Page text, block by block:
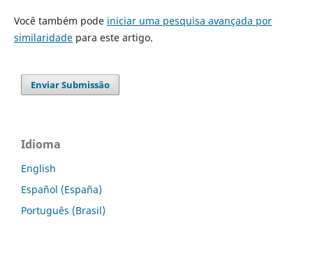
Você também pode iniciar uma pesquisa avançada por
similaridadepara este artigo.
Enviar Submissão
Idioma
English
Español (España)
Português (Brasil)